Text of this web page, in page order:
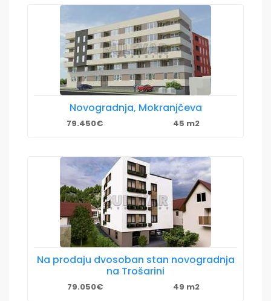
Novogradnja, Mokranjčeva
79.450€ 45 m2
Na prodaju dvosoban stan novogradnja
na Trošarini
79.050€ 49 m2